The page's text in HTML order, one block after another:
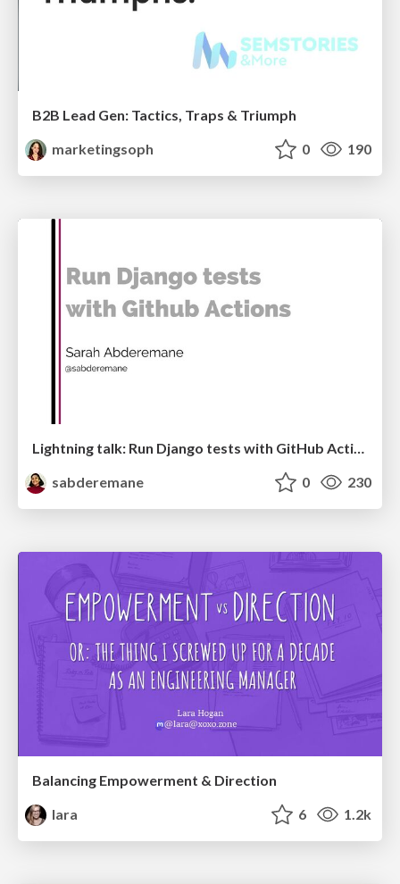
B2B Lead Gen: Tactics, Traps & Triumph
marketingsoph
0 190
Lightning talk: Run Django tests with GitHub Actions
sabderemane
0 230
Balancing Empowerment & Direction
lara
6 1.2k